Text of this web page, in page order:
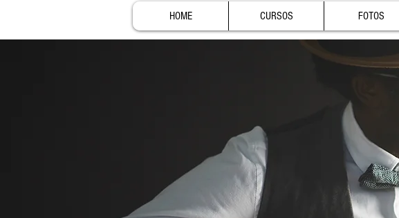
HOME CURSOS FOTOS